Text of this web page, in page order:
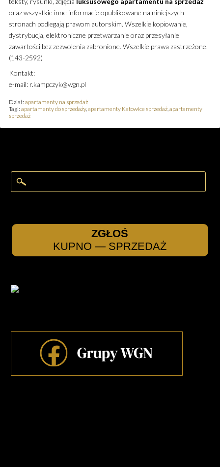
oraz wszystkie inne informacje opublikowane na niniejszych
stronach podlegają prawom autorskim. Wszelkie kopiowanie,
dystrybucja, elektroniczne przetwarzanie oraz przesyłanie
zawartości bez zezwolenia zabronione. Wszelkie prawa zastrzeżone.
(143-2592)
Kontakt:
e-mail: r.kampczyk@wgn.pl
Dział: apartamenty na sprzedaż
Tagi: apartamenty do sprzedaży, apartamenty Katowice sprzedaż, apartamenty
sprzedaż
ZGŁOŚ
KUPNO — SPRZEDAŻ